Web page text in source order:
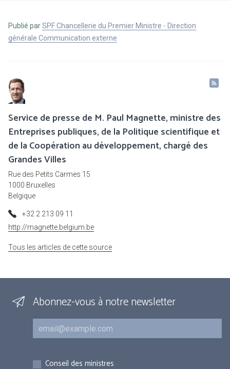
Publié parSPF Chancellerie du Premier Ministre - Direction
générale Communication externe
Service de presse de M. Paul Magnette, ministre des
Entreprises publiques, de la Politique scientifique et
de la Coopération au développement, chargé des
Grandes Villes
Rue des Petits Carmes 15
1000 Bruxelles
Belgique
+32 2 213 09 11
http://magnette.belgium.be
Tous les articles de cette source
Abonnez-vous à notre newsletter
Courriel
Inscriptions
Conseil des ministres